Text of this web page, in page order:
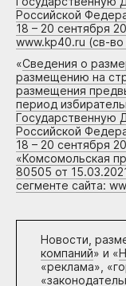
Российской
18 – 20 сентября
www.kp40.ru (св-
«Сведения о
размещению на
размещения
период
Государственную
Российской
18 – 20 сентября
«Комсомольская
80505 от
сегменте сайта:
Новости,
компаний» и «
«реклама»,